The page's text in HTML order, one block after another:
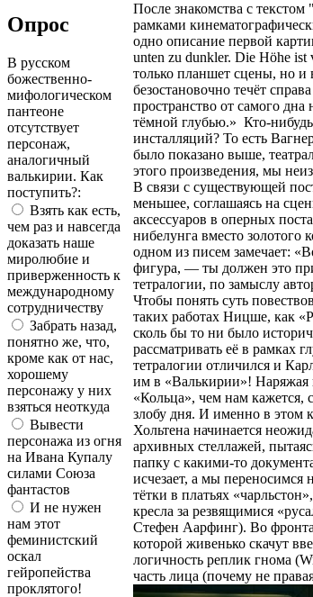
Опрос
В русском
божественно-
мифологическом
пантеоне
отсутствует
персонаж,
аналогичный
валькирии. Как
поступить?:
Взять как есть,
чем раз и навсегда
доказать наше
миролюбие и
приверженность к
международному
сотрудничеству
Забрать назад,
понятно же, что,
кроме как от нас,
хорошему
персонажу у них
взяться неоткуда
Вывести
персонажа из огня
на Ивана Купалу
силами Союза
фантастов
И не нужен
нам этот
феминистский
оскал
гейропейства
проклятого!
После знакомства с
рамками
одно описание первой
unten zu dunkler. Die Höhe ist
только планшет сцены, но и
безостановочно течёт
пространство от самого
тёмной глубью.» Кто-
инсталляций? То есть
было показано выше,
этого произведения, мы
В связи с существующей
меньшее, соглашаясь на
аксессуаров в оперных
нибелунга вместо золотого
одном из писем замечает:
фигура, — ты должен это
тетралогии, по замыслу
Чтобы понять суть
таких работах Ницше, как
сколь бы то ни было
рассматривать её в рамках
тетралогии отличился и
им в «Валькирии»! Наряжая
«Кольца», чем нам кажется,
злобу дня. И именно в этом
Хольтена начинается
архивных стеллажей,
папку с какими-то
исчезает, а мы переносимся
тётки в платьях
кресла за резвящимися
Стефен Аарфинг). Во
которой живенько скачут
логичность реплик гнома
часть лица (почему не